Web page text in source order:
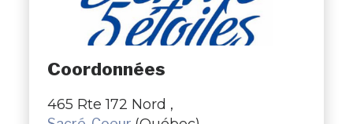
Coordonnées
465 Rte 172 Nord ,